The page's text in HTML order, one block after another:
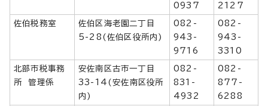
0937
2127
佐伯税務室
佐伯区海老園二丁目
5-28(佐伯区役所内)
082-
943-
9716
082-
943-
3310
北部市税事務
所 管理係
安佐南区古市一丁目
33-14(安佐南区役所
内)
082-
831-
4932
082-
877-
6288